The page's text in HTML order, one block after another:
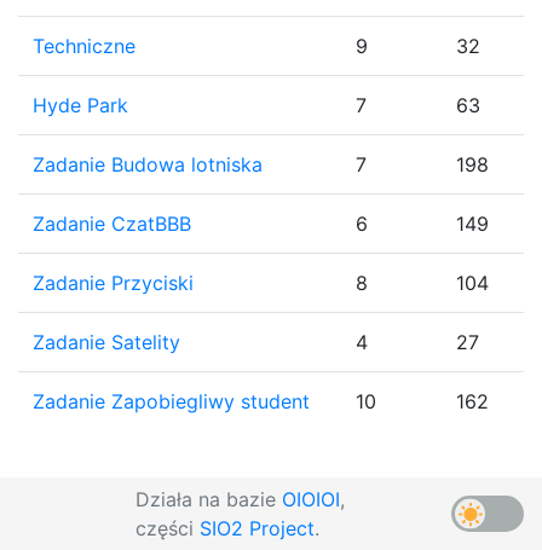
Techniczne 9 32
Hyde Park 7 63
Zadanie Budowa lotniska 7 198
Zadanie CzatBBB 6 149
Zadanie Przyciski 8 104
Zadanie Satelity 4 27
Zadanie Zapobiegliwy student 10 162
Działa na bazie OIOIOI,
części SIO2 Project.